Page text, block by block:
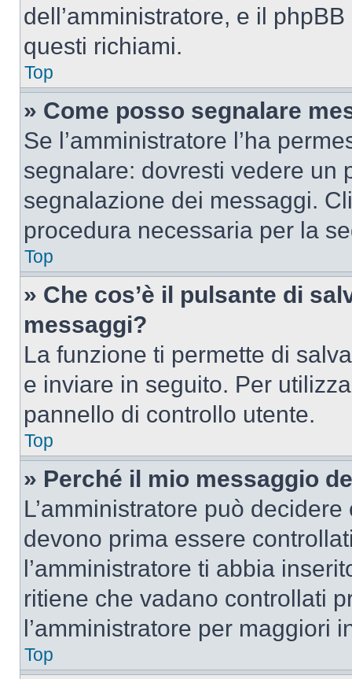
dell’amministratore, e il
questi richiami.
Top
» Come posso segnalare
Se l’amministratore l’ha
segnalare: dovresti vedere un
segnalazione dei messaggi.
procedura necessaria per la
Top
» Che cos’è il pulsante di
messaggi?
La funzione ti permette di
e inviare in seguito. Per
pannello di controllo utente.
Top
» Perché il mio messaggio
L’amministratore può
devono prima essere
l’amministratore ti abbia
ritiene che vadano controllati
l’amministratore per maggiori
Top